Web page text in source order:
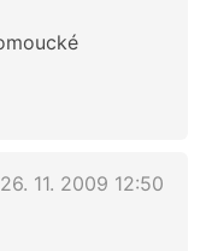
26. 11. 2009 12:50